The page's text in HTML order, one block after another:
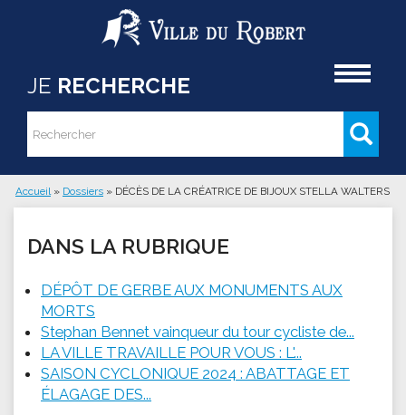
Aller au contenu principal
JE RECHERCHE
Formulaire de recherche
Rechercher
Vous êtes ici
Accueil » Dossiers » DÉCÈS DE LA CRÉATRICE DE BIJOUX STELLA WALTERS
DANS LA RUBRIQUE
DÉPÔT DE GERBE AUX MONUMENTS AUX
MORTS
Stephan Bennet vainqueur du tour cycliste de...
LA VILLE TRAVAILLE POUR VOUS : L'...
SAISON CYCLONIQUE 2024 : ABATTAGE ET
ÉLAGAGE DES...